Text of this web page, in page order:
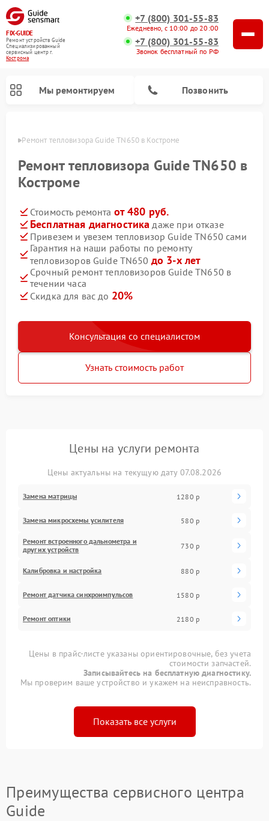
FIX-GUIDE
Ремонт устройств Guide
Специализированный
cервисный центр г.
Кострома
+7 (800) 301-55-83
Ежедневно, с 10:00 до 20:00
+7 (800) 301-55-83
Звонок бесплатный по РФ
Мы ремонтируем Позвонить
Ремонт тепловизора Guide TN650 в Костроме
Ремонт тепловизора Guide TN650 в
Костроме
Стоимость ремонта от 480 руб.
Бесплатная диагностика даже при отказе
Привезем и увезем тепловизор Guide TN650 сами
Гарантия на наши работы по ремонту
тепловизоров Guide TN650 до 3-х лет
Срочный ремонт тепловизоров Guide TN650 в
течении часа
Скидка для вас до 20%
Консультация со специалистом
Узнать стоимость работ
Цены на услуги ремонта
Цены актуальны на текущую дату 07.08.2026
Замена матрицы 1280 р
Замена микросхемы усилителя 580 р
Ремонт встроенного дальнометра и
других устройств
730 р
Калибровка и настройка 880 р
Ремонт датчика синхроимпульсов 1580 р
Ремонт оптики 2180 р
Цены в прайс-листе указаны ориентировочные, без учета
стоимости запчастей.
Записывайтесь на бесплатную диагностику.
Мы проверим ваше устройство и укажем на неисправность.
Показать все услуги
Преимущества сервисного центра
Guide